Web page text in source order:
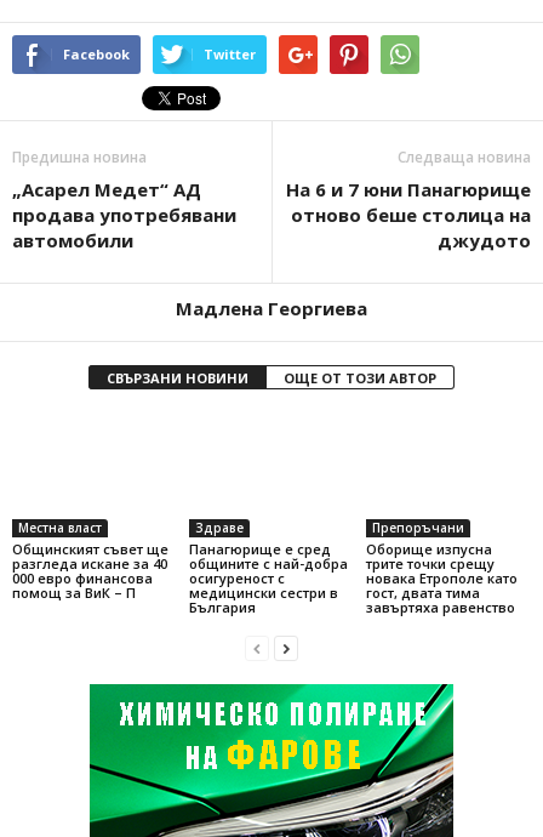
Facebook Twitter
Предишна новина
„Асарел Медет“ АД
продава употребявани
автомобили
Следваща новина
На 6 и 7 юни Панагюрище
отново беше столица на
джудото
Мадлена Георгиева
СВЪРЗАНИ НОВИНИ ОЩЕ ОТ ТОЗИ АВТОР
Местна власт
Общинският съвет ще
разгледа искане за 40
000 евро финансова
помощ за ВиК – П
Здраве
Панагюрище е сред
общините с най-добра
осигуреност с
медицински сестри в
България
Препоръчани
Оборище изпусна
трите точки срещу
новака Етрополе като
гост, двата тима
завъртяха равенство